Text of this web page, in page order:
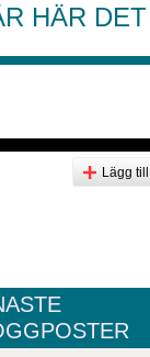
HÄR
Lägg till